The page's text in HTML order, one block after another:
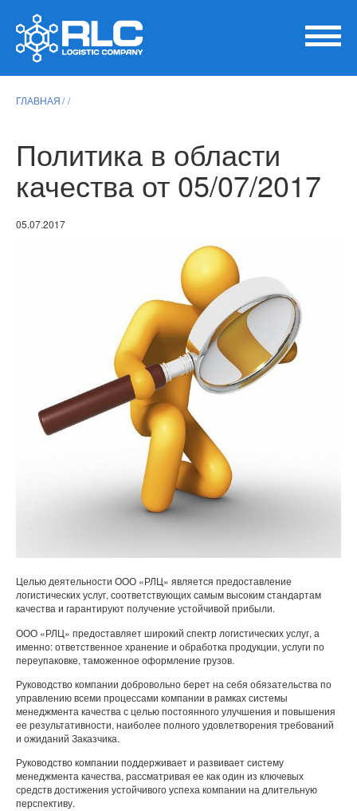
ГЛАВНАЯ
Политика в области
качества от 05/07/2017
05.07.2017
Целью деятельности ООО «РЛЦ» является предоставление
логистических услуг, соответствующих самым высоким стандартам
качества и гарантируют получение устойчивой прибыли.
ООО «РЛЦ» предоставляет широкий спектр логистических услуг, а
именно: ответственное хранение и обработка продукции, услуги по
переупаковке, таможенное оформление грузов.
Руководство компании добровольно берет на себя обязательства по
управлению всеми процессами компании в рамках системы
менеджмента качества с целью постоянного улучшения и повышения
ее результативности, наиболее полного удовлетворения требований
и ожиданий Заказчика.
Руководство компании поддерживает и развивает систему
менеджмента качества, рассматривая ее как один из ключевых
средств достижения устойчивого успеха компании на длительную
перспективу.